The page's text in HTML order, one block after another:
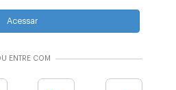
Acessar
ENTRE COM